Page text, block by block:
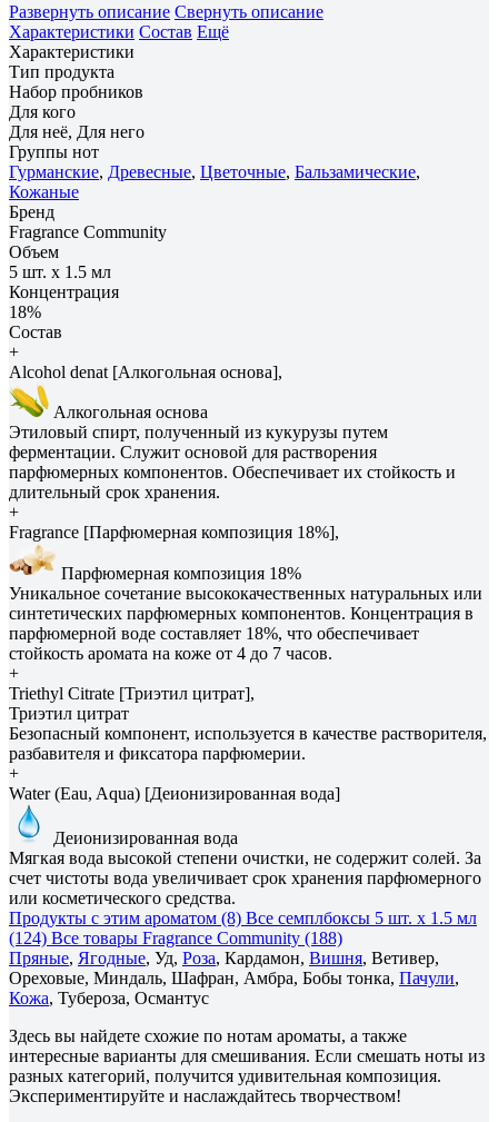
Развернуть описание Свернуть описание
Характеристики Состав Ещё
Характеристики
Тип продукта
Набор пробников
Для кого
Для неё, Для него
Группы нот
Гурманские, Древесные, Цветочные, Бальзамические,
Кожаные
Бренд
Fragrance Community
Объем
5 шт. х 1.5 мл
Концентрация
18%
Состав
+
Alcohol denat [Алкогольная основа],
Алкогольная основа
Этиловый спирт, полученный из кукурузы путем
ферментации. Служит основой для растворения
парфюмерных компонентов. Обеспечивает их стойкость и
длительный срок хранения.
+
Fragrance [Парфюмерная композиция 18%],
Парфюмерная композиция 18%
Уникальное сочетание высококачественных натуральных или
синтетических парфюмерных компонентов. Концентрация в
парфюмерной воде составляет 18%, что обеспечивает
стойкость аромата на коже от 4 до 7 часов.
+
Triethyl Citrate [Триэтил цитрат],
Триэтил цитрат
Безопасный компонент, используется в качестве растворителя,
разбавителя и фиксатора парфюмерии.
+
Water (Eau, Aqua) [Деионизированная вода]
Деионизированная вода
Мягкая вода высокой степени очистки, не содержит солей. За
счет чистоты вода увеличивает срок хранения парфюмерного
или косметического средства.
Продукты с этим ароматом (8) Все семплбоксы 5 шт. х 1.5 мл
(124) Все товары Fragrance Community (188)
Пряные, Ягодные, Уд, Роза, Кардамон, Вишня, Ветивер,
Ореховые, Миндаль, Шафран, Амбра, Бобы тонка, Пачули,
Кожа, Тубероза, Османтус
Здесь вы найдете схожие по нотам ароматы, а также
интересные варианты для смешивания. Если смешать ноты из
разных категорий, получится удивительная композиция.
Экспериментируйте и наслаждайтесь творчеством!